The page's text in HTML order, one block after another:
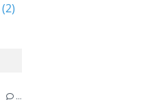
…
(2)